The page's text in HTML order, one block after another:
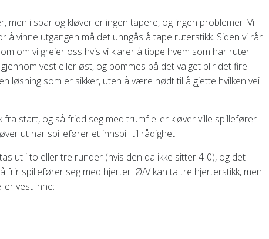
men i spar og kløver er ingen tapere, og ingen problemer. Vi
å vinne utgangen må det unngås å tape ruterstikk. Siden vi rår
om vi greier oss hvis vi klarer å tippe hvem som har ruter
vest eller øst, og bommes på det valget blir det fire
løsning som er sikker, uten å være nødt til å gjette hvilken vei
start, og så fridd seg med trumf eller kløver ville spillefører
ut har spillefører et innspill til rådighet.
ut i to eller tre runder (hvis den da ikke sitter 4-0), og det
frir spillefører seg med hjerter. Ø/V kan ta tre hjerterstikk, men
vest inne: